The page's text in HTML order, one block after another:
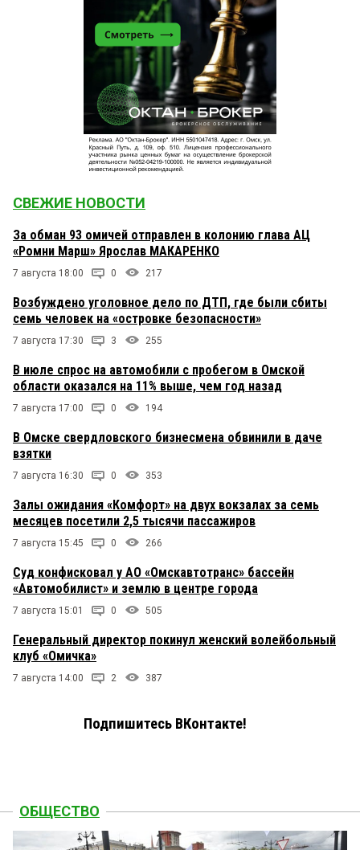
СВЕЖИЕ НОВОСТИ
За обман 93 омичей отправлен в колонию глава АЦ
«Ромни Марш» Ярослав МАКАРЕНКО
7 августа 18:00 0 217
Возбуждено уголовное дело по ДТП, где были сбиты
семь человек на «островке безопасности»
7 августа 17:30 3 255
В июле спрос на автомобили с пробегом в Омской
области оказался на 11% выше, чем год назад
7 августа 17:00 0 194
В Омске свердловского бизнесмена обвинили в даче
взятки
7 августа 16:30 0 353
Залы ожидания «Комфорт» на двух вокзалах за семь
месяцев посетили 2,5 тысячи пассажиров
7 августа 15:45 0 266
Суд конфисковал у АО «Омскавтотранс» бассейн
«Автомобилист» и землю в центре города
7 августа 15:01 0 505
Генеральный директор покинул женский волейбольный
клуб «Омичка»
7 августа 14:00 2 387
Подпишитесь ВКонтакте!
ОБЩЕСТВО